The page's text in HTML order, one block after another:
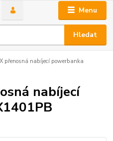
Menu
Hledat
přenosná nabíjecí powerbanka
nabíjecí